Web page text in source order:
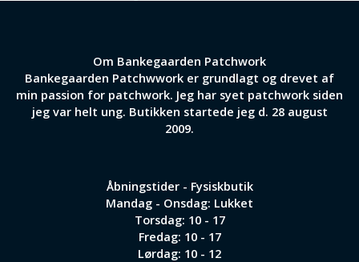
Om Bankegaarden Patchwork
Bankegaarden Patchwwork er grundlagt og drevet af
min passion for patchwork. Jeg har syet patchwork siden
jeg var helt ung. Butikken startede jeg d. 28 august
2009.
Åbningstider - Fysiskbutik
Mandag - Onsdag: Lukket
Torsdag: 10 - 17
Fredag: 10 - 17
Lørdag: 10 - 12